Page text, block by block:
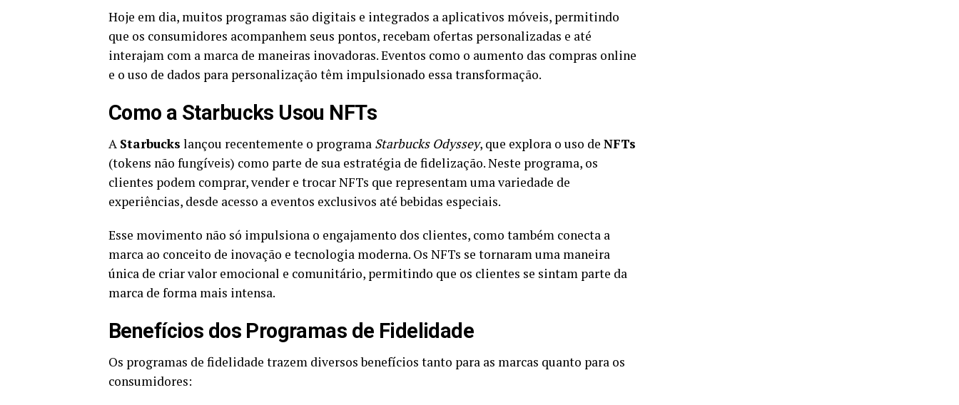
Hoje em dia, muitos programas são digitais e integrados a aplicativos móveis, permitindo
que os consumidores acompanhem seus pontos, recebam ofertas personalizadas e até
interajam com a marca de maneiras inovadoras. Eventos como o aumento das compras online
e o uso de dados para personalização têm impulsionado essa transformação.
Como a Starbucks Usou NFTs
A Starbucks lançou recentemente o programa Starbucks Odyssey, que explora o uso de NFTs
(tokens não fungíveis) como parte de sua estratégia de fidelização. Neste programa, os
clientes podem comprar, vender e trocar NFTs que representam uma variedade de
experiências, desde acesso a eventos exclusivos até bebidas especiais.
Esse movimento não só impulsiona o engajamento dos clientes, como também conecta a
marca ao conceito de inovação e tecnologia moderna. Os NFTs se tornaram uma maneira
única de criar valor emocional e comunitário, permitindo que os clientes se sintam parte da
marca de forma mais intensa.
Benefícios dos Programas de Fidelidade
Os programas de fidelidade trazem diversos benefícios tanto para as marcas quanto para os
consumidores: